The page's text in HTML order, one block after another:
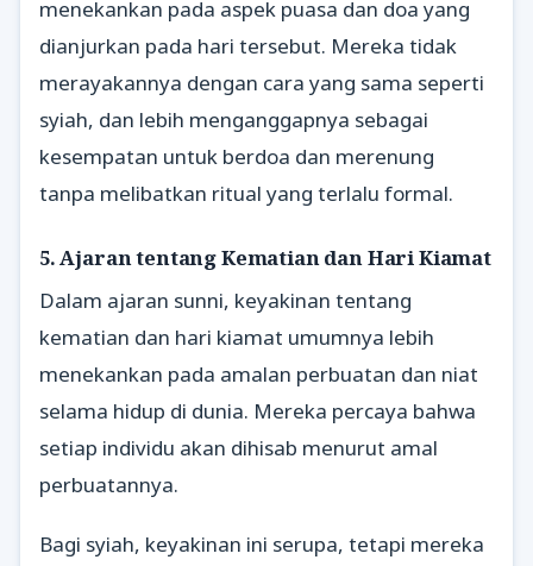
menekankan pada aspek puasa dan doa yang
dianjurkan pada hari tersebut. Mereka tidak
merayakannya dengan cara yang sama seperti
syiah, dan lebih menganggapnya sebagai
kesempatan untuk berdoa dan merenung
tanpa melibatkan ritual yang terlalu formal.
5. Ajaran tentang Kematian dan Hari Kiamat
Dalam ajaran sunni, keyakinan tentang
kematian dan hari kiamat umumnya lebih
menekankan pada amalan perbuatan dan niat
selama hidup di dunia. Mereka percaya bahwa
setiap individu akan dihisab menurut amal
perbuatannya.
Bagi syiah, keyakinan ini serupa, tetapi mereka